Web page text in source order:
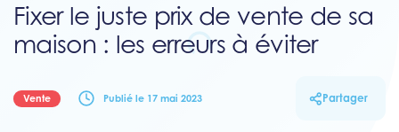
Fixer le juste prix de vente de sa
maison : les erreurs à éviter
Vente Publié le 17 mai 2023 Partager